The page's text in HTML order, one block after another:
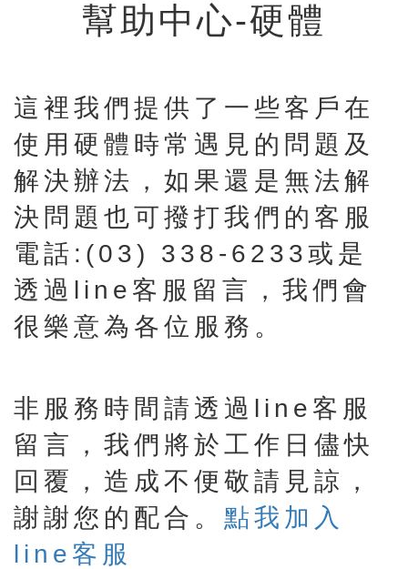
幫助中心-硬體
這裡我們提供了一些客戶在
使用硬體時常遇見的問題及
解決辦法，如果還是無法解
決問題也可撥打我們的客服
電話:(03) 338-6233或是
透過line客服留言，我們會
很樂意為各位服務。
非服務時間請透過line客服
留言，我們將於工作日儘快
回覆，造成不便敬請見諒，
謝謝您的配合。 點我加入
line客服